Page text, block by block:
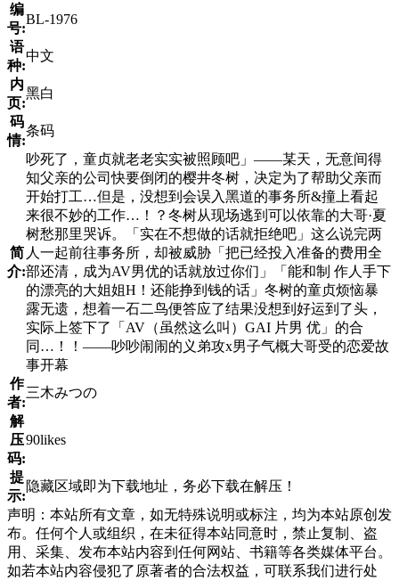
编
号:
BL-1976
语
种:
中文
内
页:
黑白
码
情:
条码
简
介:
吵死了，童贞就老老实实被照顾吧」——某天，无意间得
知父亲的公司快要倒闭的樱井冬树，决定为了帮助父亲而
开始打工…但是，没想到会误入黑道的事务所&撞上看起
来很不妙的工作…！？冬树从现场逃到可以依靠的大哥·夏
树愁那里哭诉。「实在不想做的话就拒绝吧」这么说完两
人一起前往事务所，却被威胁「把已经投入准备的费用全
部还清，成为AV男优的话就放过你们」「能和制 作人手下
的漂亮的大姐姐H！还能挣到钱的话」冬树的童贞烦恼暴
露无遗，想着一石二鸟便答应了结果没想到好运到了头，
实际上签下了「AV（虽然这么叫）GAI 片男 优」的合
同…！！——吵吵闹闹的义弟攻x男子气概大哥受的恋爱故
事开幕
作
者:
三木みつの
解
压
码:
90likes
提
示:
隐藏区域即为下载地址，务必下载在解压！
声明：本站所有文章，如无特殊说明或标注，均为本站原创发
布。任何个人或组织，在未征得本站同意时，禁止复制、盗
用、采集、发布本站内容到任何网站、书籍等各类媒体平台。
如若本站内容侵犯了原著者的合法权益，可联系我们进行处